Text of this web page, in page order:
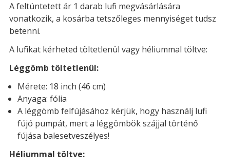
A feltüntetett ár 1 darab lufi megvásárlására
vonatkozik, a kosárba tetszőleges mennyiséget tudsz
betenni.
A lufikat kérheted töltetlenül vagy héliummal töltve:
Léggömb töltetlenül:
Mérete: 18 inch (46 cm)
Anyaga: fólia
A léggömb felfújásához kérjük, hogy használj lufi
fújó pumpát, mert a léggömbök szájjal történő
fújása balesetveszélyes!
Héliummal töltve: